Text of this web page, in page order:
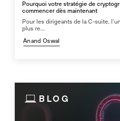
Pourquoi votre stratégie de
commencer dès maintenant
Pour les dirigeants de la C-suite,
plus re...
Anand Oswal
BLOG